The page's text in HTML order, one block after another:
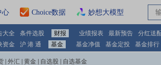
心 Choice数据 妙想大模型
大全 条件选股 财报 业绩报表 最新预告 分红送
资金 沪 港 通 基金 基金净值 基金定投 基金排行
外汇 黄金 自选股 自选基金